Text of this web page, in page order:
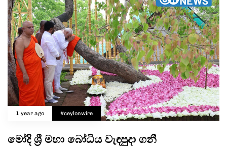
1 year ago #ceylonwire
මෝදි ශ්‍රී මහා බෝධිය වැඳපුදා ගනී